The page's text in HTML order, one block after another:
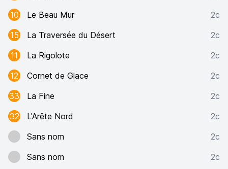
10
Le Beau Mur
2c
15
La Traversée du Désert
2c
11
La Rigolote
2c
12
Cornet de Glace
2c
33
La Fine
2c
32
L'Arête Nord
2c
Sans nom
2c
Sans nom
2c